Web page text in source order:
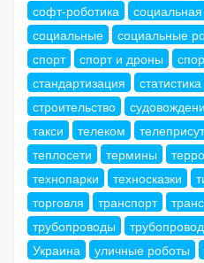
софт-роботика
социальные
социальные
спорт
спорт и дроны
стандартизация
статистика
строительство
такси
телеком
теплосети
термины
технопарки
техносказки
торговля
транспорт
трубопроводы
Украина
уличные роботы